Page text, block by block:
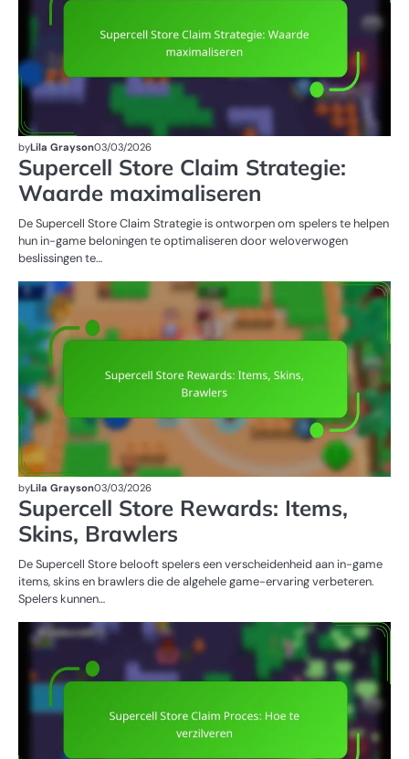
byLila Grayson03/03/2026
Supercell Store Claim Strategie:
Waarde maximaliseren
De Supercell Store Claim Strategie is ontworpen om spelers te helpen
hun in-game beloningen te optimaliseren door weloverwogen
beslissingen te…
byLila Grayson03/03/2026
Supercell Store Rewards: Items,
Skins, Brawlers
De Supercell Store belooft spelers een verscheidenheid aan in-game
items, skins en brawlers die de algehele game-ervaring verbeteren.
Spelers kunnen…